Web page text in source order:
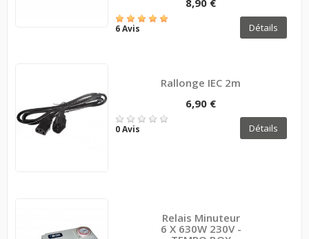
8,90 €
6 Avis Détails
Rallonge IEC 2m
6,90 €
0 Avis Détails
Relais Minuteur
6 X 630W 230V -